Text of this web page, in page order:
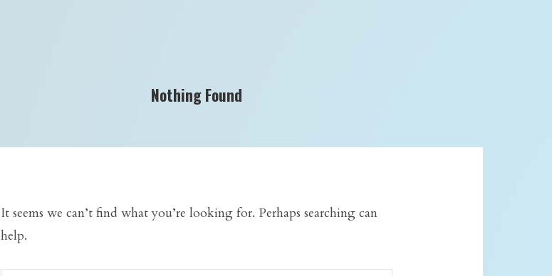
Nothing Found
It seems we can’t find what you’re looking for. Perhaps searching can
help.